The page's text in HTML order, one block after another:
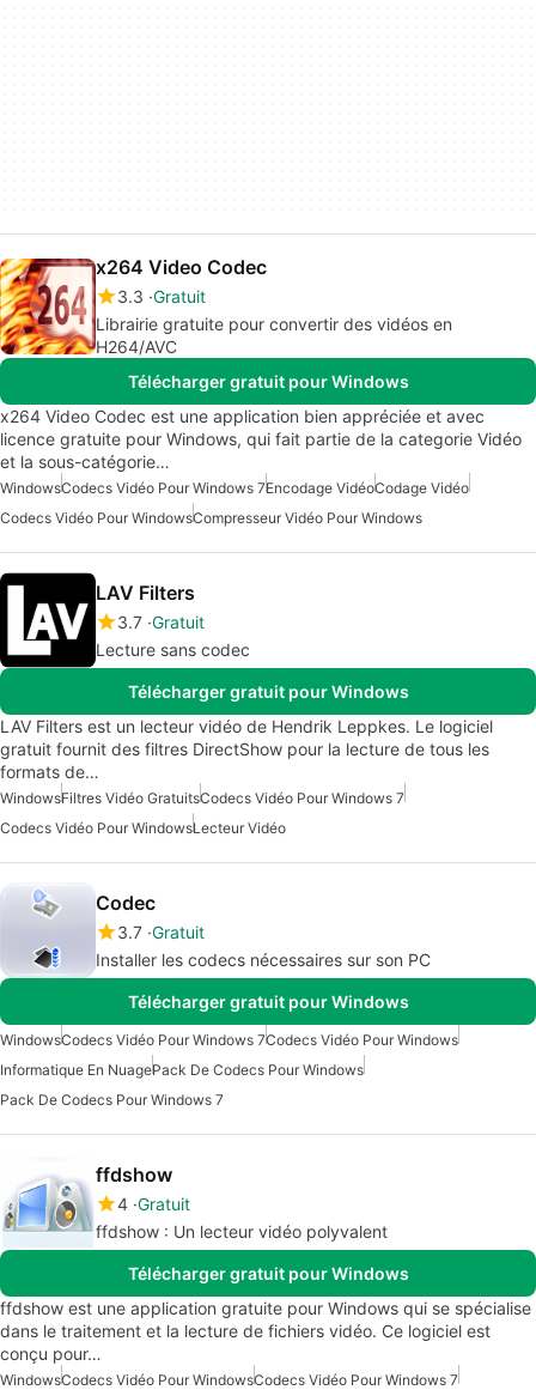
x264 Video Codec
3.3 Gratuit
Librairie gratuite pour convertir des vidéos en
H264/AVC
Télécharger gratuit pour Windows
x264 Video Codec est une application bien appréciée et avec
licence gratuite pour Windows, qui fait partie de la categorie Vidéo
et la sous-catégorie…
WindowsCodecs Vidéo Pour Windows 7Encodage VidéoCodage Vidéo
Codecs Vidéo Pour WindowsCompresseur Vidéo Pour Windows
LAV Filters
3.7 Gratuit
Lecture sans codec
Télécharger gratuit pour Windows
LAV Filters est un lecteur vidéo de Hendrik Leppkes. Le logiciel
gratuit fournit des filtres DirectShow pour la lecture de tous les
formats de…
WindowsFiltres Vidéo GratuitsCodecs Vidéo Pour Windows 7
Codecs Vidéo Pour WindowsLecteur Vidéo
Codec
3.7 Gratuit
Installer les codecs nécessaires sur son PC
Télécharger gratuit pour Windows
WindowsCodecs Vidéo Pour Windows 7Codecs Vidéo Pour Windows
Informatique En NuagePack De Codecs Pour Windows
Pack De Codecs Pour Windows 7
ffdshow
4 Gratuit
ffdshow : Un lecteur vidéo polyvalent
Télécharger gratuit pour Windows
ffdshow est une application gratuite pour Windows qui se spécialise
dans le traitement et la lecture de fichiers vidéo. Ce logiciel est
conçu pour…
WindowsCodecs Vidéo Pour WindowsCodecs Vidéo Pour Windows 7